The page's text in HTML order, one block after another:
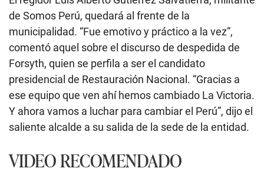
de Somos Perú, quedará al frente de la
municipalidad. “Fue emotivo y práctico a la vez”,
comentó aquel sobre el discurso de despedida de
Forsyth, quien se perfila a ser el candidato
presidencial de Restauración Nacional. “Gracias a
ese equipo que ven ahí hemos cambiado La Victoria.
Y ahora vamos a luchar para cambiar el Perú”, dijo el
saliente alcalde a su salida de la sede de la entidad.
VIDEO RECOMENDADO